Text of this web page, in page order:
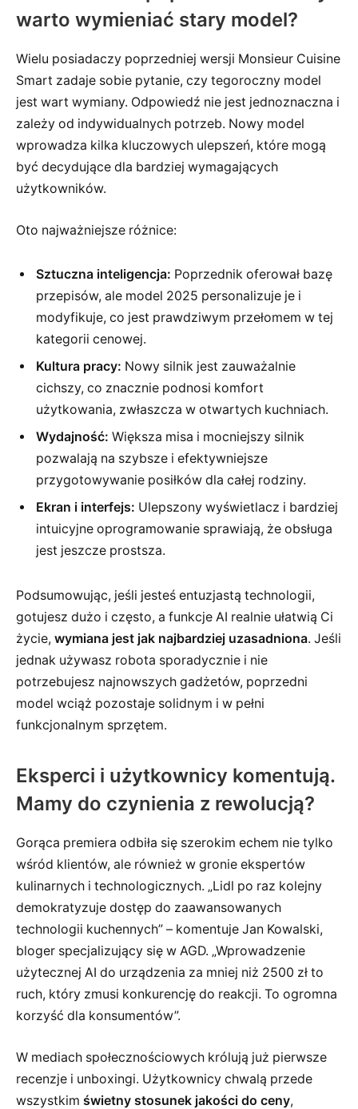
warto wymieniać stary model?
Wielu posiadaczy poprzedniej wersji Monsieur Cuisine
Smart zadaje sobie pytanie, czy tegoroczny model
jest wart wymiany. Odpowiedź nie jest jednoznaczna i
zależy od indywidualnych potrzeb. Nowy model
wprowadza kilka kluczowych ulepszeń, które mogą
być decydujące dla bardziej wymagających
użytkowników.
Oto najważniejsze różnice:
Sztuczna inteligencja: Poprzednik oferował bazę
przepisów, ale model 2025 personalizuje je i
modyfikuje, co jest prawdziwym przełomem w tej
kategorii cenowej.
Kultura pracy: Nowy silnik jest zauważalnie
cichszy, co znacznie podnosi komfort
użytkowania, zwłaszcza w otwartych kuchniach.
Wydajność: Większa misa i mocniejszy silnik
pozwalają na szybsze i efektywniejsze
przygotowywanie posiłków dla całej rodziny.
Ekran i interfejs: Ulepszony wyświetlacz i bardziej
intuicyjne oprogramowanie sprawiają, że obsługa
jest jeszcze prostsza.
Podsumowując, jeśli jesteś entuzjastą technologii,
gotujesz dużo i często, a funkcje AI realnie ułatwią Ci
życie, wymiana jest jak najbardziej uzasadniona. Jeśli
jednak używasz robota sporadycznie i nie
potrzebujesz najnowszych gadżetów, poprzedni
model wciąż pozostaje solidnym i w pełni
funkcjonalnym sprzętem.
Eksperci i użytkownicy komentują.
Mamy do czynienia z rewolucją?
Gorąca premiera odbiła się szerokim echem nie tylko
wśród klientów, ale również w gronie ekspertów
kulinarnych i technologicznych. „Lidl po raz kolejny
demokratyzuje dostęp do zaawansowanych
technologii kuchennych” – komentuje Jan Kowalski,
bloger specjalizujący się w AGD. „Wprowadzenie
użytecznej AI do urządzenia za mniej niż 2500 zł to
ruch, który zmusi konkurencję do reakcji. To ogromna
korzyść dla konsumentów”.
W mediach społecznościowych królują już pierwsze
recenzje i unboxingi. Użytkownicy chwalą przede
wszystkim świetny stosunek jakości do ceny,